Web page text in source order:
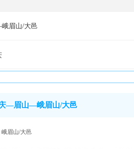
眉山/大邑
—眉山—峨眉山/大邑
眉山/大邑